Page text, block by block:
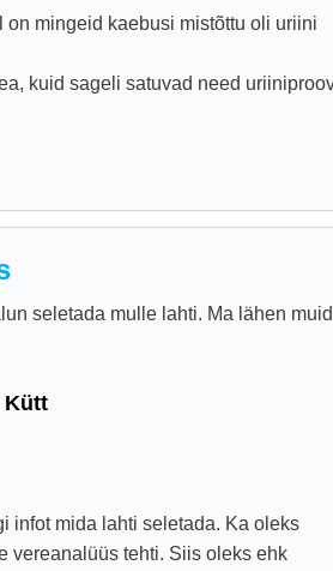
mingeid kaebusi mistõttu oli uriini
kuid sageli satuvad need
seletada mulle lahti. Ma lähen
Kütt
infot mida lahti seletada. Ka oleks
vereanalüüs tehti. Siis oleks ehk